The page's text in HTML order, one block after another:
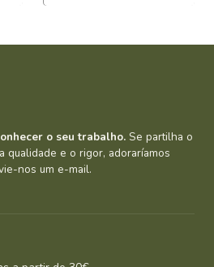
o seu trabalho. Se partilha o
qualidade e o rigor, adoraríamos
nos um e-mail.